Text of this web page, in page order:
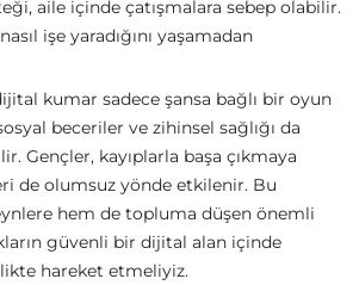
aile içinde çatışmalara sebep olabilir.
işe yaradığını yaşamadan
kumar sadece şansa bağlı bir oyun
beceriler ve zihinsel sağlığı da
Gençler, kayıplarla başa çıkmaya
de olumsuz yönde etkilenir. Bu
hem de topluma düşen önemli
güvenli bir dijital alan içinde
hareket etmeliyiz.